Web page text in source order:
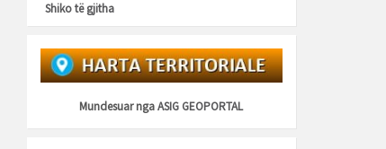
Shiko të gjitha
Mundesuar ngaASIG GEOPORTAL